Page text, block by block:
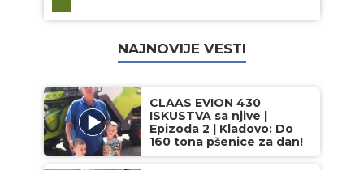
NAJNOVIJE VESTI
CLAAS EVION 430
ISKUSTVA sa njive |
Epizoda 2 | Kladovo: Do
160 tona pšenice za dan!